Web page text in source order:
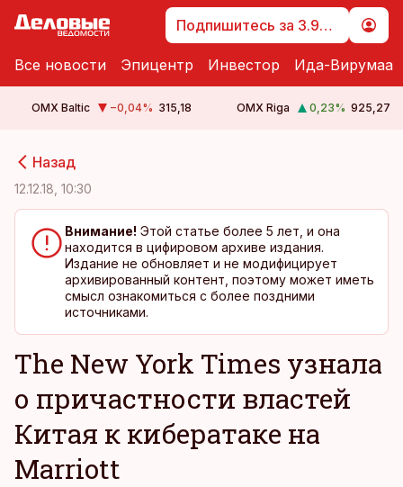
Подпишитесь за 3.99 €
Все новости Эпицентр Инвестор Ида-Вирумаа
OMX Baltic −0,04% 315,18 OMX Riga 0,23% 925,27
Назад
12.12.18, 10:30
Внимание! Этой статье более 5 лет, и она
находится в цифировом архиве издания.
Издание не обновляет и не модифицирует
архивированный контент, поэтому может иметь
смысл ознакомиться с более поздними
источниками.
The New York Times узнала
о причастности властей
Китая к кибератаке на
Marriott